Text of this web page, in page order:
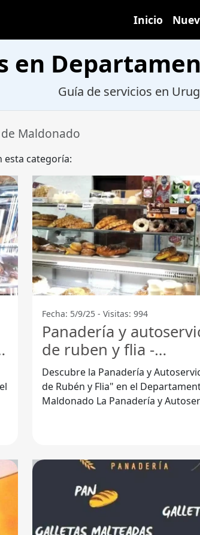
Inicio
en
Guía de servicios en
Maldonado
esta categoría:
Fecha: 5/9/25 - Visitas: 994
Panadería y
de ruben y flia -
Departamento De
Maldonado
Descubre la Panadería y
de Rubén y Flia" en el
Maldonado La Panadería y Autoservice "Lo